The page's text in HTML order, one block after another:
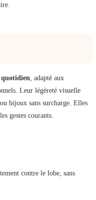
, adapté aux
Leur légèreté visuelle
bijoux sans surcharge. Elles
gestes courants.
contre le lobe, sans